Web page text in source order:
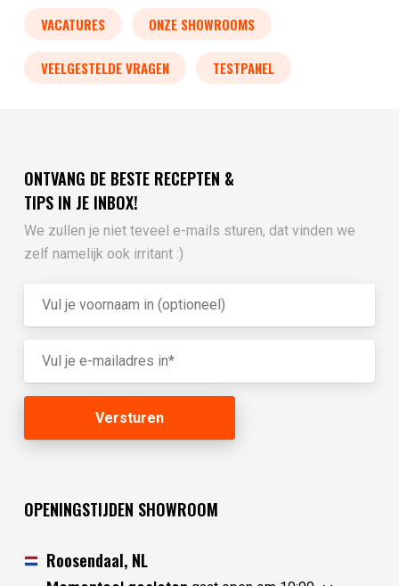
VACATURES ONZE SHOWROOMS
VEELGESTELDE VRAGEN TESTPANEL
ONTVANG DE BESTE RECEPTEN &
TIPS IN JE INBOX!
We zullen je niet teveel e-mails sturen, dat vinden we
zelf namelijk ook irritant :)
OPENINGSTIJDEN SHOWROOM
Roosendaal, NL